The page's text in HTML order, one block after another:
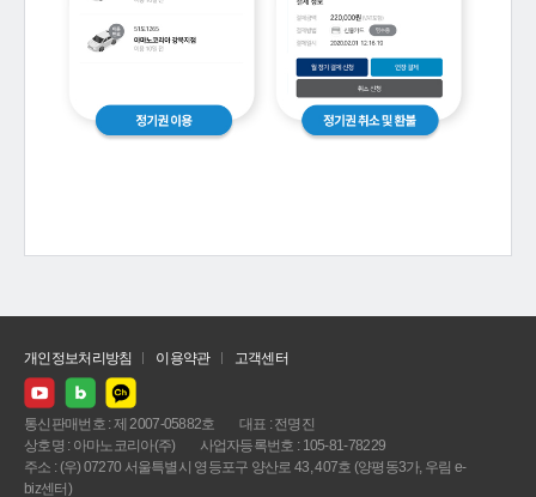
개인정보처리방침 이용약관 고객센터
통신판매번호 : 제 2007-05882호
대표 : 전명진
상호명 : 아마노코리아(주)
사업자등록번호 : 105-81-78229
주소 : (우) 07270 서울특별시 영등포구 양산로 43, 407호 (양평동3가, 우림 e-
biz센터)